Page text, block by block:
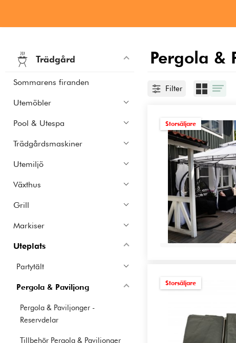
Pergola &
Trädgård
Sommarens firanden
Utemöbler
Pool & Utespa
Trädgårdsmaskiner
Utemiljö
Växthus
Grill
Markiser
Uteplats
Partytält
Pergola & Paviljong
Pergola & Paviljonger -
Reservdelar
Tillbehör Pergola & Paviljonger
Filter
Storsäljare
Se alla
Storsäljare